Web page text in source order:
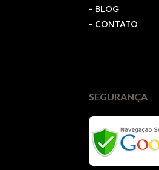
- BLOG
- CONTATO
SEGURANÇA